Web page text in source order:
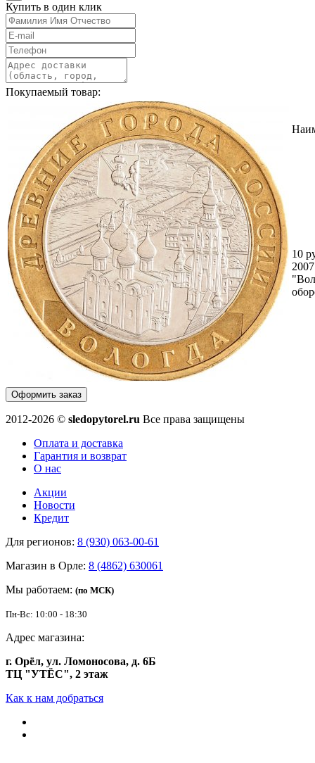
Купить в один клик
Покупаемый товар:
10
Оформить заказ
2012-2026 © sledopytorel.ru Все права защищены
Оплата и доставка
Гарантия и возврат
О нас
Акции
Новости
Кредит
Для регионов: 8 (930) 063-00-61
Магазин в Орле: 8 (4862) 630061
Мы работаем: (по МСК)
Пн-Вс: 10:00 - 18:30
Адрес магазина:
г. Орёл, ул. Ломоносова, д. 6Б
ТЦ "УТЁС", 2 этаж
Как к нам добраться